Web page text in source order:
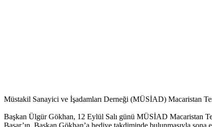
Müstakil Sanayici ve İşadamları Derneği (MÜSİAD) Macaristan
Başkan Ülgür Gökhan, 12 Eylül Salı günü MÜSİAD Macaristan